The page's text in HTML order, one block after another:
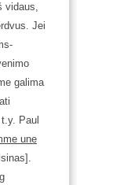
vidaus,
Jei
galima
t.y. Paul
une